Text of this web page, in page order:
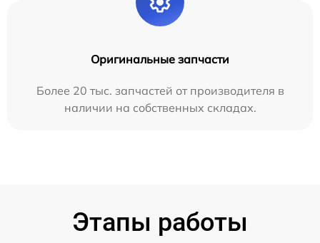
Оригинальные запчасти
Более 20 тыс. запчастей от производителя в
наличии на собственных складах.
Этапы работы